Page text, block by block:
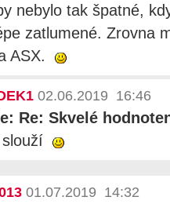
nebylo tak špatné,
zatlumené. Zrovna
ASX.
02.06.2019 16:46
Re: Skvelé
01.07.2019 14:32